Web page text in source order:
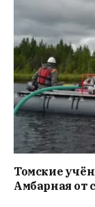
Томские
Амбарная от